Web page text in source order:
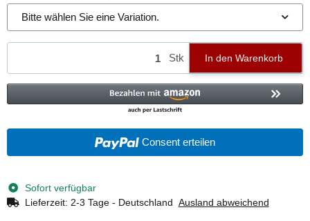
Bitte wählen Sie eine Variation.
Stk In den Warenkorb
Consent erteilen
Sofort verfügbar
Lieferzeit: 2-3 Tage - Deutschland Ausland abweichend